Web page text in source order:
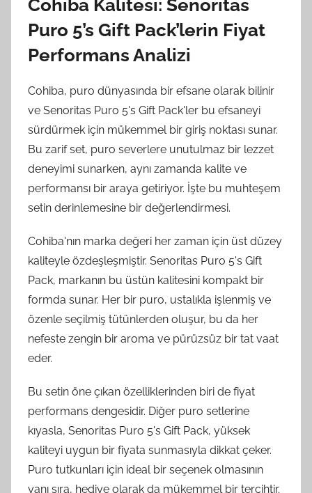
Cohiba Kalitesi: Senoritas
Puro 5’s Gift Pack’lerin Fiyat
Performans Analizi
Cohiba, puro dünyasında bir efsane olarak bilinir
ve Senoritas Puro 5's Gift Pack'ler bu efsaneyi
sürdürmek için mükemmel bir giriş noktası sunar.
Bu zarif set, puro severlere unutulmaz bir lezzet
deneyimi sunarken, aynı zamanda kalite ve
performansı bir araya getiriyor. İşte bu muhteşem
setin derinlemesine bir değerlendirmesi.
Cohiba'nın marka değeri her zaman için üst düzey
kaliteyle özdeşleşmiştir. Senoritas Puro 5's Gift
Pack, markanın bu üstün kalitesini kompakt bir
formda sunar. Her bir puro, ustalıkla işlenmiş ve
özenle seçilmiş tütünlerden oluşur, bu da her
nefeste zengin bir aroma ve pürüzsüz bir tat vaat
eder.
Bu setin öne çıkan özelliklerinden biri de fiyat
performans dengesidir. Diğer puro setlerine
kıyasla, Senoritas Puro 5's Gift Pack, yüksek
kaliteyi uygun bir fiyata sunmasıyla dikkat çeker.
Puro tutkunları için ideal bir seçenek olmasının
yanı sıra, hediye olarak da mükemmel bir tercihtir.